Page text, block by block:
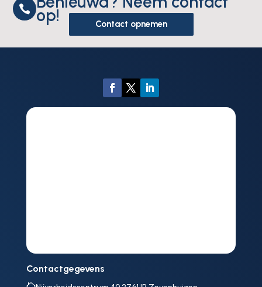
 op! Contact opnemen
Contactgegevens